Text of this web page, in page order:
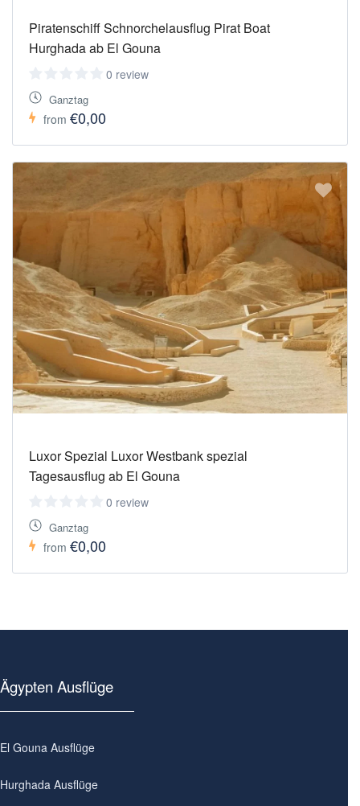
Piratenschiff Schnorchelausflug Pirat Boat
Hurghada ab El Gouna
0 review
Ganztag
from €0,00
Luxor Spezial Luxor Westbank spezial
Tagesausflug ab El Gouna
0 review
Ganztag
from €0,00
Ägypten Ausflüge
El Gouna Ausflüge
Hurghada Ausflüge